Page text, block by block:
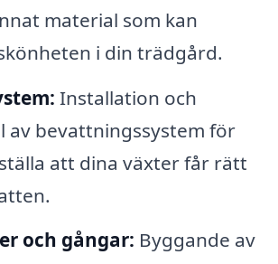
material som kan
i din trädgård.
Installation och
av bevattningssystem för
att dina växter får rätt
och gångar: Byggande av